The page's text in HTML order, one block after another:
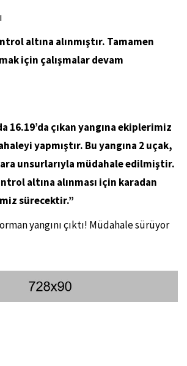
altına alınmıştır. Tamamen
için çalışmalar devam
16.19’da çıkan yangına ekiplerimiz
yapmıştır. Bu yangına 2 uçak,
unsurlarıyla müdahale edilmiştir.
altına alınması için karadan
sürecektir.”
yangını çıktı! Müdahale sürüyor